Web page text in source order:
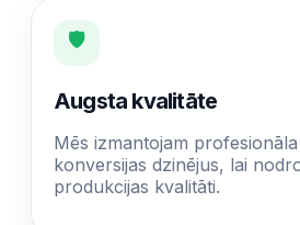
🛡️
Augsta kvalitāte
Mēs izmantojam
konversijas dzinējus, lai
produkcijas kvalitāti.